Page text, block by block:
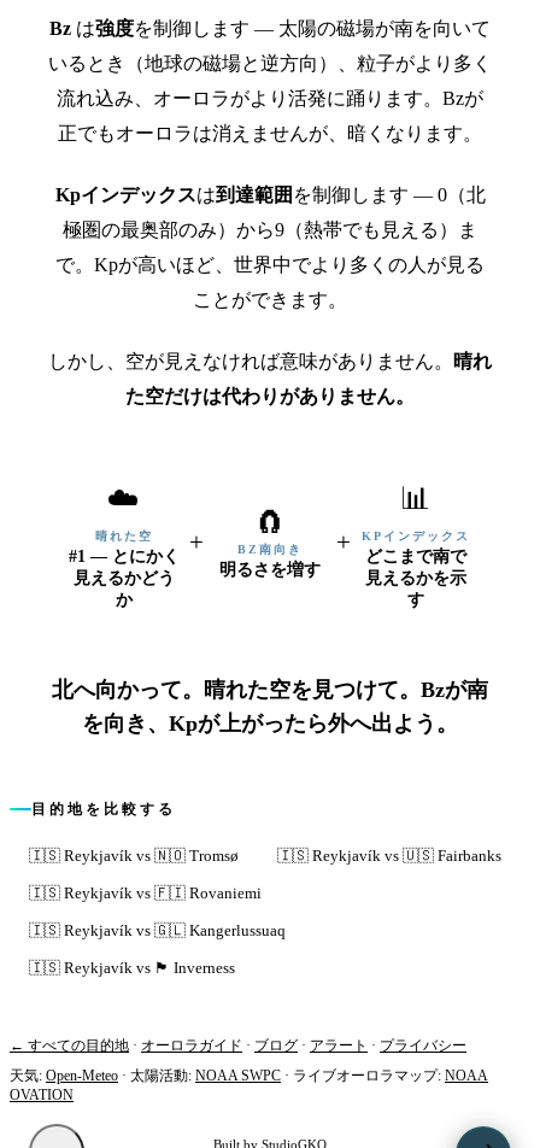
Bz は強度を制御します — 太陽の磁場が南を向いて
いるとき（地球の磁場と逆方向）、粒子がより多く
流れ込み、オーロラがより活発に踊ります。Bzが
正でもオーロラは消えませんが、暗くなります。
Kpインデックスは到達範囲 を制御します — 0（北
極圏の最奥部のみ）から9（熱帯でも見える）ま
で。Kpが高いほど、世界中でより多くの人が見る
ことができます。
しかし、空が見えなければ意味がありません。
晴れ
た空だけは代わりがありません。
☁️
晴れた空
#1 — とにかく
見えるかどう
か
+
🧲
BZ南向き
明るさを増す
+
📊
KPインデックス
どこまで南で
見えるかを示
す
北へ向かって。晴れた空を見つけて。Bzが南
を向き、Kpが上がったら外へ出よう。
目的地を比較する
🇮🇸 Reykjavík vs 🇳🇴 Tromsø 🇮🇸 Reykjavík vs 🇺🇸 Fairbanks
🇮🇸 Reykjavík vs 🇫🇮 Rovaniemi
🇮🇸 Reykjavík vs 🇬🇱 Kangerlussuaq
🇮🇸 Reykjavík vs 🏴󠁧󠁢󠁳󠁣󠁴󠁿 Inverness
← すべての目的地 · オーロラガイド · ブログ · アラート · プライバシー
天気: Open-Meteo · 太陽活動: NOAA SWPC · ライブオーロラマップ: NOAA
OVATION
Built by StudioGKO